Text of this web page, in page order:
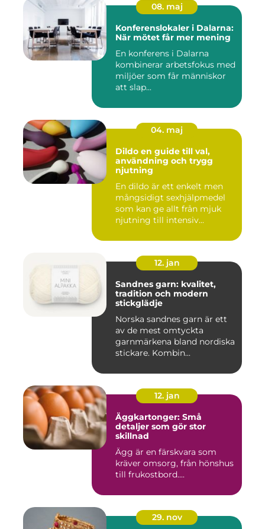
08. maj
Konferenslokaler i Dalarna:
När mötet får mer mening
En konferens i Dalarna
kombinerar arbetsfokus med
miljöer som får människor
att slap...
04. maj
Dildo en guide till val,
användning och trygg
njutning
En dildo är ett enkelt men
mångsidigt sexhjälpmedel
som kan ge allt från mjuk
njutning till intensiv...
12. jan
Sandnes garn: kvalitet,
tradition och modern
stickglädje
Norska sandnes garn är ett
av de mest omtyckta
garnmärkena bland nordiska
stickare. Kombin...
12. jan
Äggkartonger: Små
detaljer som gör stor
skillnad
Ägg är en färskvara som
kräver omsorg, från hönshus
till frukostbord....
29. nov